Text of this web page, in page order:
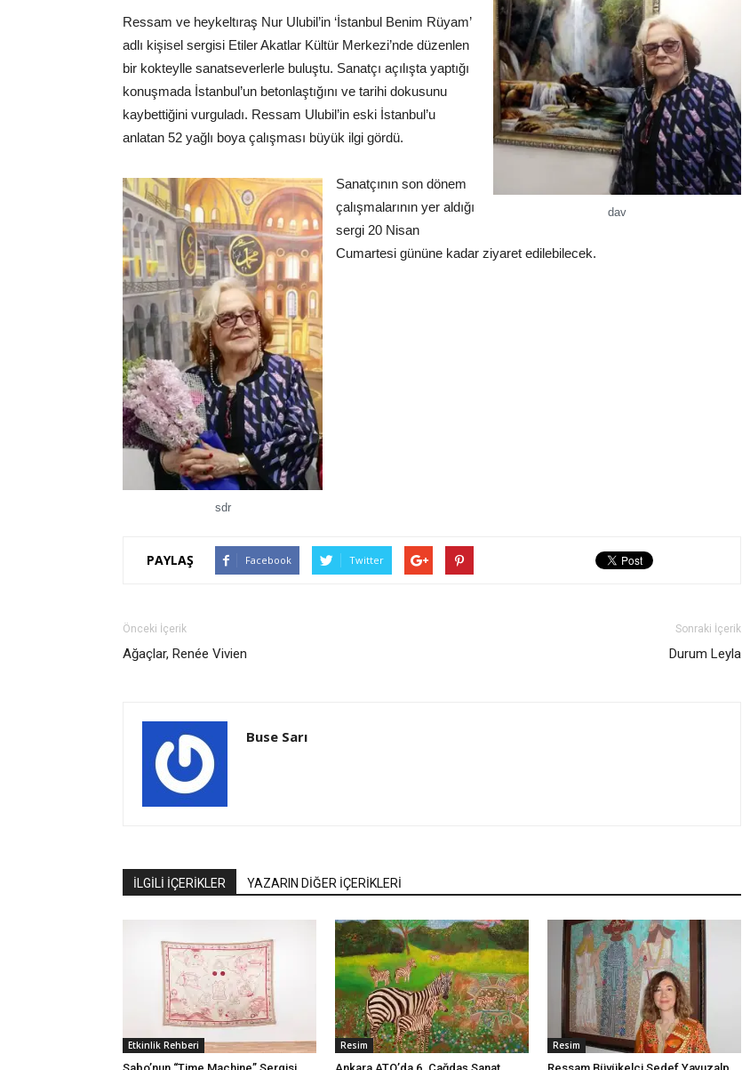
dav
Ressam ve heykeltıraş Nur Ulubil’in ‘İstanbul Benim Rüyam’
adlı kişisel sergisi Etiler Akatlar Kültür Merkezi’nde düzenlen
bir kokteylle sanatseverlerle buluştu. Sanatçı açılışta yaptığı
konuşmada İstanbul’un betonlaştığını ve tarihi dokusunu
kaybettiğini vurguladı. Ressam Ulubil’in eski İstanbul’u
anlatan 52 yağlı boya çalışması büyük ilgi gördü.
sdr
Sanatçının son dönem
çalışmalarının yer aldığı
sergi 20 Nisan
Cumartesi gününe kadar ziyaret edilebilecek.
PAYLAŞ Facebook Twitter
Önceki İçerik
Ağaçlar, Renée Vivien
Sonraki İçerik
Durum Leyla
Buse Sarı
İLGİLİ İÇERİKLER YAZARIN DİĞER İÇERİKLERİ
Etkinlik Rehberi
Sabo’nun “Time Machine” Sergisi
Resim
Ankara ATO’da 6. Çağdaş Sanat
Resim
Ressam Büyükelçi Sedef Yavuzalp